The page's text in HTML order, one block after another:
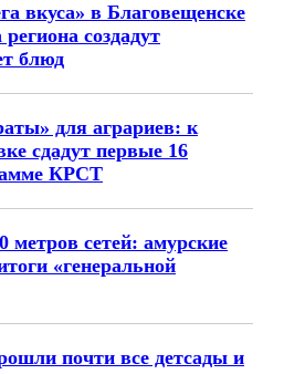
вкуса» в Благовещенске
создадут
блюд
для аграриев: к
сдадут первые 16
КРСТ
сетей: амурские
«генеральной
почти все детсады и